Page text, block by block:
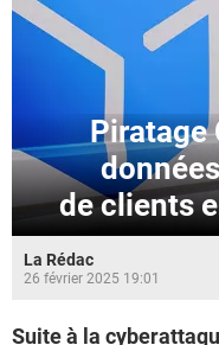
Piratage
de clients
La Rédac
26 février 2025 19:01
Suite à la